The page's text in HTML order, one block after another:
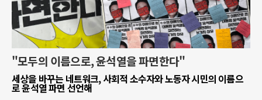
"모두의 이름으로, 윤석열을 파면한다"
세상을 바꾸는 네트워크, 사회적 소수자와 노동자 시민의 이름으
로 윤석열 파면 선언해